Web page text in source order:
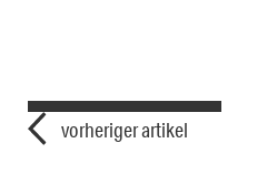
vorheriger artikel